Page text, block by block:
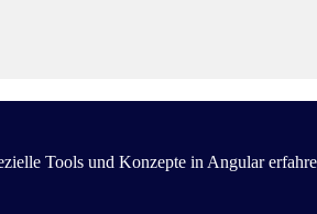
Tools und Konzepte in Angular